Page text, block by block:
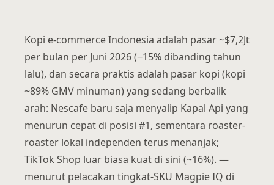
Kopi e-commerce Indonesia adalah pasar ~$7,2Jt
per bulan per Juni 2026 (−15% dibanding tahun
lalu), dan secara praktis adalah pasar kopi (kopi
~89% GMV minuman) yang sedang berbalik
arah: Nescafe baru saja menyalip Kapal Api yang
menurun cepat di posisi #1, sementara roaster-
roaster lokal independen terus menanjak;
TikTok Shop luar biasa kuat di sini (~16%). —
menurut pelacakan tingkat-SKU Magpie IQ di